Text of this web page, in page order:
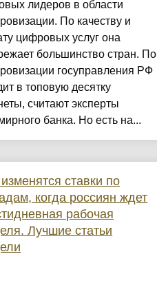
лидеров в области
По качеству и
цифровых услуг она
большинство стран. По
госуправления РФ
в топовую десятку
считают эксперты
банка. Но есть на...
ставки по
когда россиян ждет
рабочая
Лучшие статьи